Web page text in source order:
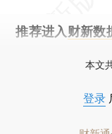
推荐进入 财新数
本文
登录